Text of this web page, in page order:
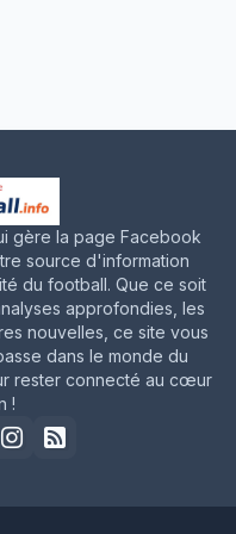
gère la page Facebook
source d'information
du football. Que ce soit
approfondies, les
nouvelles, ce site vous
dans le monde du
rester connecté au cœur
!